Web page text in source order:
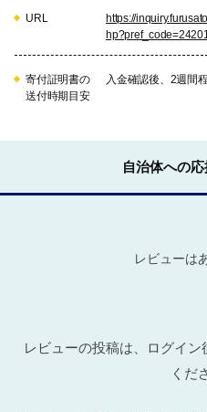
URL
https://
寄付証明書の
送付時期目安
入金確認後、2週間
自治体への
レビューは
レビューの投稿は、ログイン
くだ